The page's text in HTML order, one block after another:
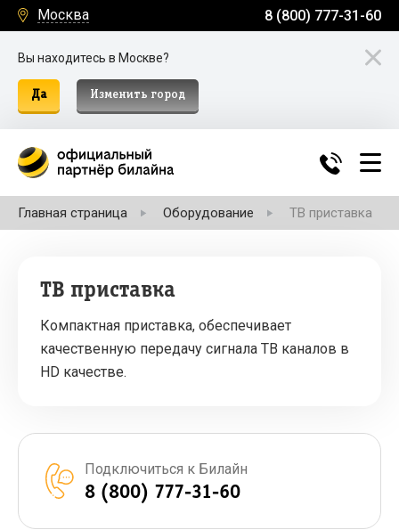
Москва 8 (800) 777-31-60
Вы находитесь в Москве?
Да Изменить город
Главная страница Оборудование ТВ приставка
ТВ приставка
Компактная приставка, обеспечивает
качественную передачу сигнала ТВ каналов в
HD качестве.
Подключиться к Билайн
8 (800) 777-31-60